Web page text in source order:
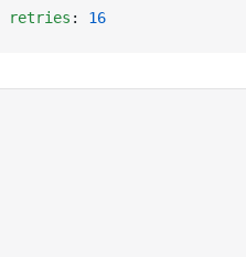
			retries
: 16